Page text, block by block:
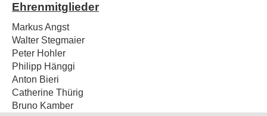
Ehrenmitglieder
Markus Angst
Walter Stegmaier
Peter Hohler
Philipp Hänggi
Anton Bieri
Catherine Thürig
Bruno Kamber